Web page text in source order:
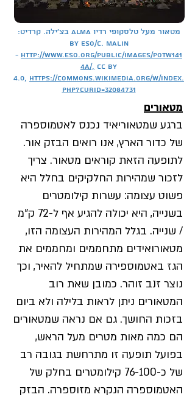
מטאור מעל טלסקופי רדיו ALMA בצ'ילה. קרדיט:
By ESO/C. Malin
- http://www.eso.org/public/images/potw141
4a/, CC BY
4.0, https://commons.wikimedia.org/w/index.
php?curid=32084731
מטאורים
ברגע שמטאוריאיד נכנס לאטמוספרה
של כדור הארץ, אנו רואים הבזק אור.
לתופעה הזאת קוראים מטאור. צריך
לזכור שמהירות החלקיקים בחלל היא
פשוט עצומה: עשרות קילומטרים
בשנייה, היא יכולה להגיע אף ל-72 ק"מ
/ שנייה. בגלל המהירות העצומה הזו,
מטאורואידים מתחממים ומחממים את
הגז באטמוספירה שמתחיל להאיר, וכך
נוצר זנב זוהר. כמובן שאת רוב
המטאורים ניתן לראות בלילה ולא ביום
בזכות החושך. גם אם נראה שמטאורים
הם כמה מאות מטרים מעל הראש,
בפועל תופעה זו מתרחשת בגובה רב
של כ-76-100 קילומטרים בחלק של
האטמוספרה הנקרא מזוספרה. הבזק